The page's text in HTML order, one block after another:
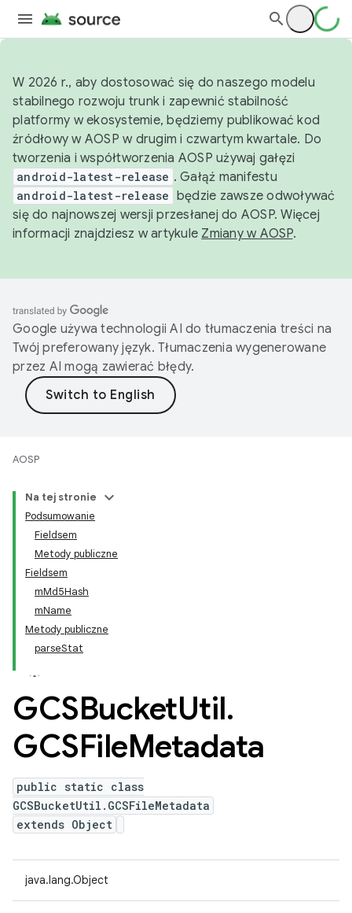
W 2026 r., aby dostosować się do naszego modelu
stabilnego rozwoju trunk i zapewnić stabilność
platformy w ekosystemie, będziemy publikować kod
źródłowy w AOSP w drugim i czwartym kwartale. Do
tworzenia i współtworzenia AOSP używaj gałęzi
android-latest-release . Gałąź manifestu
android-latest-release będzie zawsze odwoływać
się do najnowszej wersji przesłanej do AOSP. Więcej
informacji znajdziesz w artykule Zmiany w AOSP.
Google używa technologii AI do tłumaczenia treści na
Twój preferowany język. Tłumaczenia wygenerowane
przez AI mogą zawierać błędy.
AOSP
Na tej stronie
Podsumowanie
Fieldsem
Metody publiczne
Fieldsem
mMd5Hash
mName
Metody publiczne
parseStat
GCSBucketUtil.
GCSFileMetadata
public static class
GCSBucketUtil.GCSFileMetadata
extends Object
java.lang.Object